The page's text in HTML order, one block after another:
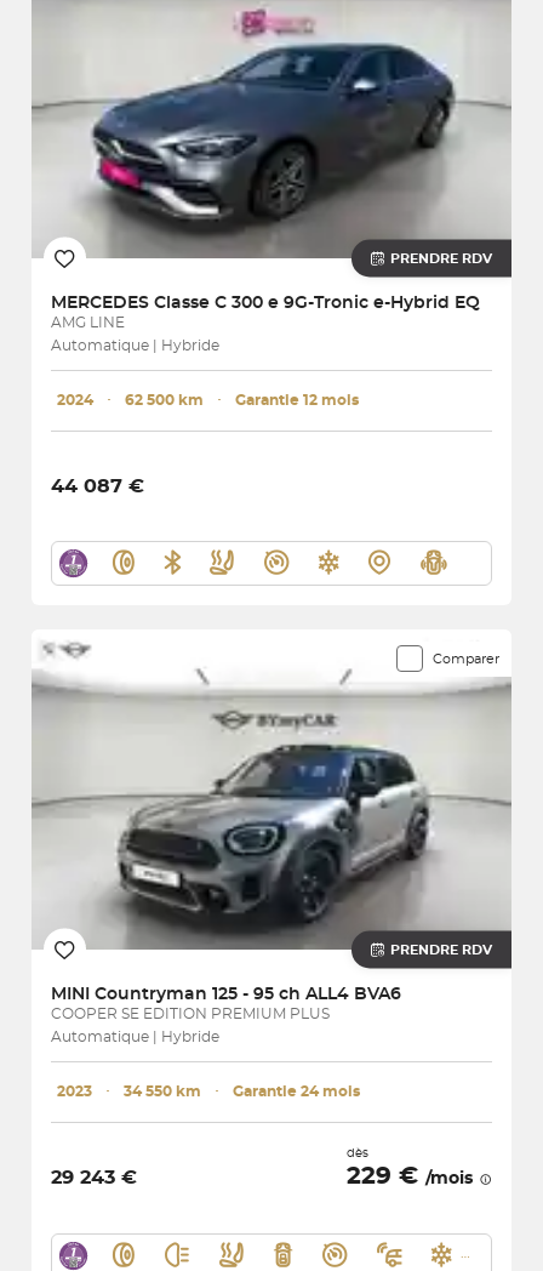
PRENDRE RDV
MERCEDES Classe C 300 e 9G-Tronic e-Hybrid EQ
AMG LINE
Automatique | Hybride
2024 ･ 62 500 km ･ Garantie 12 mois
44 087 €
Comparer
PRENDRE RDV
MINI Countryman 125 - 95 ch ALL4 BVA6
COOPER SE EDITION PREMIUM PLUS
Automatique | Hybride
2023 ･ 34 550 km ･ Garantie 24 mois
29 243 €
dès
229 € /mois